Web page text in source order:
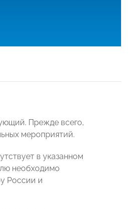
Прежде всего,
мероприятий.
в указанном
необходимо
России и